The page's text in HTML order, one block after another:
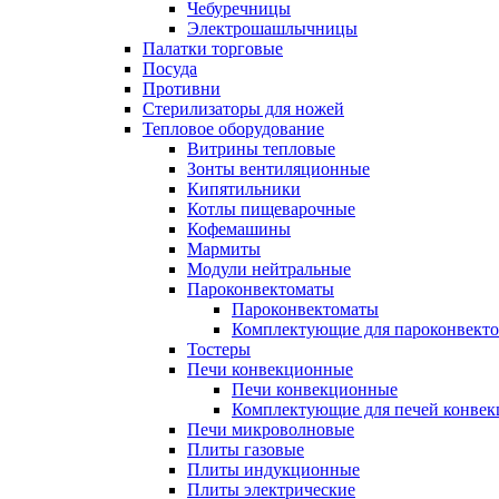
Чебуречницы
Электрошашлычницы
Палатки торговые
Посуда
Противни
Стерилизаторы для ножей
Тепловое оборудование
Витрины тепловые
Зонты вентиляционные
Кипятильники
Котлы пищеварочные
Кофемашины
Мармиты
Модули нейтральные
Пароконвектоматы
Пароконвектоматы
Комплектующие для
Тостеры
Печи конвекционные
Печи конвекционные
Комплектующие для печей
Печи микроволновые
Плиты газовые
Плиты индукционные
Плиты электрические